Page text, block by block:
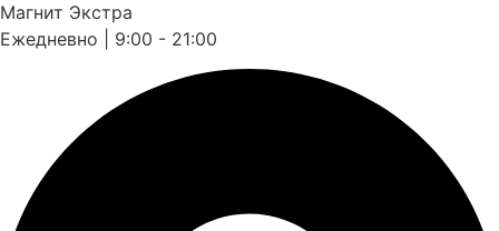
Магнит Экстра
Ежедневно | 9:00 - 21:00